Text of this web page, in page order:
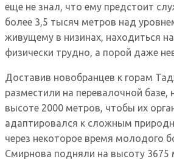
еще не знал, что ему предстоит
более 3,5 тысяч метров над
живущему в низинах, находиться
физически трудно, а порой даже
Доставив новобранцев к горам
разместили на перевалочной базе,
высоте 2000 метров, чтобы их
адаптировался к сложным
через некоторое время молодого
Смирнова подняли на высоту 3675